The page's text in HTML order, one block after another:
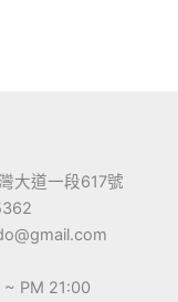
大道一段617號
PM 21:00